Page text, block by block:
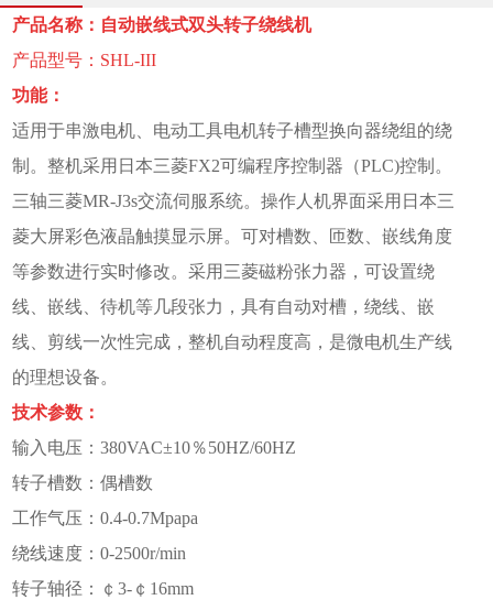
产品名称：自动嵌线式双头转子绕线机
产品型号：SHL-III
功能：
适用于串激电机、电动工具电机转子槽型换向器绕组的绕
制。整机采用日本三菱FX2可编程序控制器（PLC)控制。
三轴三菱MR-J3s交流伺服系统。操作人机界面采用日本三
菱大屏彩色液晶触摸显示屏。可对槽数、匝数、嵌线角度
等参数进行实时修改。采用三菱磁粉张力器，可设置绕
线、嵌线、待机等几段张力，具有自动对槽，绕线、嵌
线、剪线一次性完成，整机自动程度高，是微电机生产线
的理想设备。
技术参数：
输入电压：380VAC±10％50HZ/60HZ
转子槽数：偶槽数
工作气压：0.4-0.7Mpapa
绕线速度：0-2500r/min
转子轴径：￠3-￠16mm